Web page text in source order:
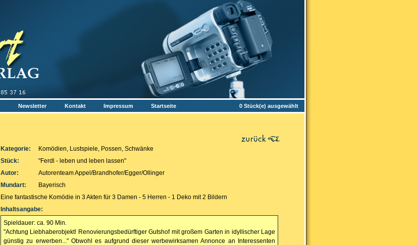
Newsletter Kontakt Impressum Startseite 0 Stück(e) ausgewählt
Kategorie:
Komödien, Lustspiele, Possen, Schwänke
Stück:
"Ferdl - leben und leben lassen"
Autor:
Autorenteam Appel/Brandhofer/Egger/Ollinger
Mundart:
Bayerisch
Eine fantastische Komödie in 3 Akten für 3 Damen - 5 Herren - 1 Deko mit 2 Bildern
Inhaltsangabe:
Spieldauer: ca. 90 Min.
"Achtung Liebhaberobjekt! Renovierungsbedürftiger Gutshof mit großem Garten in idyllischer Lage
günstig zu erwerben..." Obwohl es aufgrund dieser werbewirksamen Annonce an Interessenten